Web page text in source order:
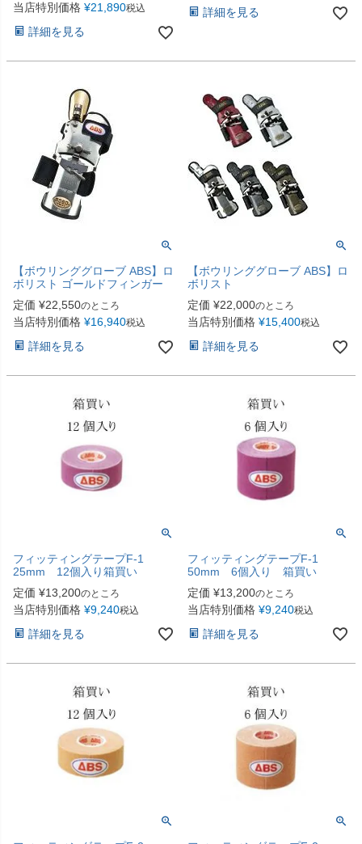
当店特別価格 ¥21,890税込
詳細を見る
詳細を見る
【ボウリンググローブ ABS】ロ
ボリスト ゴールドフィンガー
定価 ¥22,550のところ
当店特別価格 ¥16,940税込
詳細を見る
【ボウリンググローブ ABS】ロ
ボリスト
定価 ¥22,000のところ
当店特別価格 ¥15,400税込
詳細を見る
フィッティングテープF-1
25mm 12個入り箱買い
定価 ¥13,200のところ
当店特別価格 ¥9,240税込
詳細を見る
フィッティングテープF-1
50mm 6個入り 箱買い
定価 ¥13,200のところ
当店特別価格 ¥9,240税込
詳細を見る